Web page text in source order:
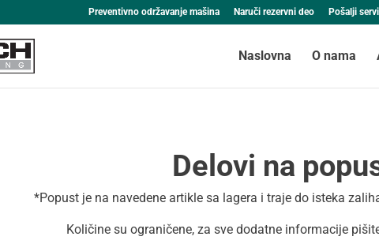
Preventivno održavanje mašina Naruči rezervni deo Pošalji
Naslovna O nama
Delovi na
*Popust je na navedene artikle sa lagera i traje do isteka
Količine su ograničene, za sve dodatne informacije